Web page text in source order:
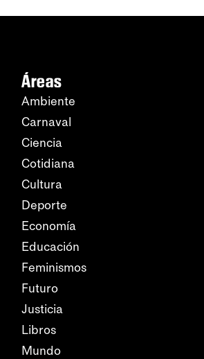
Áreas
Ambiente
Carnaval
Ciencia
Cotidiana
Cultura
Deporte
Economía
Educación
Feminismos
Futuro
Justicia
Libros
Mundo